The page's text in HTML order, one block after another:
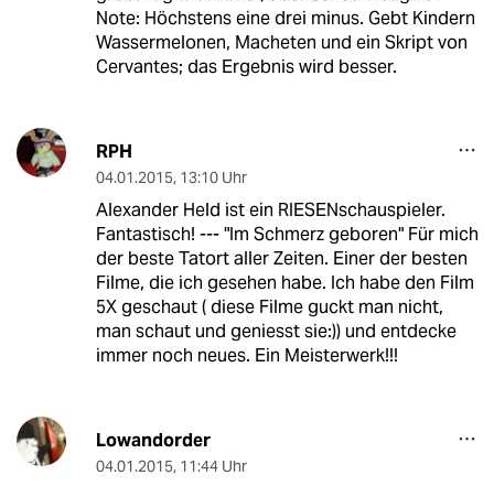
Note: Höchstens eine drei minus. Gebt Kindern
Wassermelonen, Macheten und ein Skript von
Cervantes; das Ergebnis wird besser.
RPH
04.01.2015, 13:10 Uhr
Alexander Held ist ein RIESENschauspieler.
Fantastisch! --- "Im Schmerz geboren" Für mich
der beste Tatort aller Zeiten. Einer der besten
Filme, die ich gesehen habe. Ich habe den Film
5X geschaut ( diese Filme guckt man nicht,
man schaut und geniesst sie:)) und entdecke
immer noch neues. Ein Meisterwerk!!!
Lowandorder
04.01.2015, 11:44 Uhr